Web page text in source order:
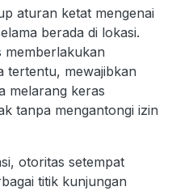
aturan ketat mengenai
berada di lokasi.
memberlakukan
tertentu, mewajibkan
melarang keras
tanpa mengantongi izin
otoritas setempat
titik kunjungan